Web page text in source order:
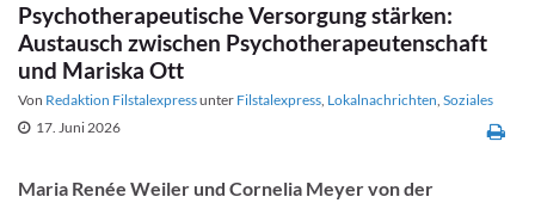
Psychotherapeutische Versorgung stärken:
Austausch zwischen Psychotherapeutenschaft
und Mariska Ott
Von Redaktion Filstalexpressunter Filstalexpress, Lokalnachrichten, Soziales
17. Juni 2026
Maria Renée Weiler und Cornelia Meyer von der